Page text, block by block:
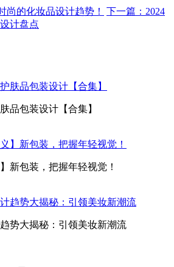
尚的化妆品设计趋势！
下一篇：2024
计盘点
品包装设计【合集】
新包装，把握年轻视觉！
势大揭秘：引领美妆新潮流